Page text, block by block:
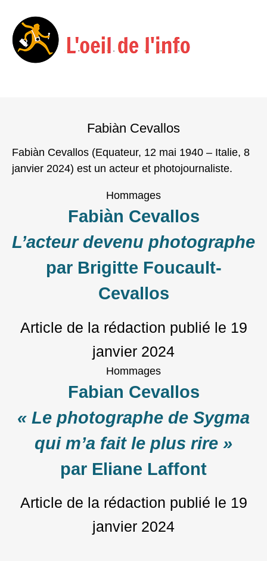
Fabiàn Cevallos
Fabiàn Cevallos (Equateur, 12 mai 1940 – Italie, 8
janvier 2024) est un acteur et photojournaliste.
Hommages
Fabiàn Cevallos
L’acteur devenu photographe
par Brigitte Foucault-
Cevallos
Article de la rédaction publié le 19
janvier 2024
Hommages
Fabian Cevallos
« Le photographe de Sygma
qui m’a fait le plus rire »
par Eliane Laffont
Article de la rédaction publié le 19
janvier 2024